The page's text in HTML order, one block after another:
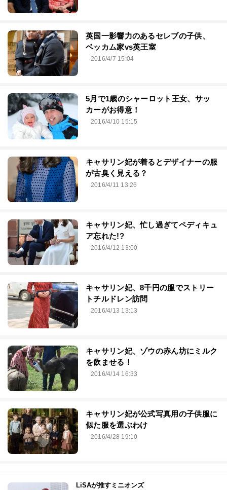
英国一影響力のあるセレブの子供、
ベッカム家vs英王室
2016/4/7 15:04
5月で1歳のシャーロット王女、サッ
カーがお得意！
2016/4/10 15:15
キャサリン妃が着るとデザイナーの服
が古臭く見える？
2016/4/11 13:26
キャサリン妃、忙し過ぎてペディキュ
ア忘れた!?
2016/4/12 13:00
キャサリン妃、8千円の服でストリー
トチルドレン訪問
2016/4/13 13:13
キャサリン妃、ゾウの赤ん坊にミルク
を飲ませる！
2016/4/14 16:33
キャサリン妃が公式写真用の子供服に
似た服を選ぶわけ
2016/4/28 19:10
LiSAが推すミニオンズ